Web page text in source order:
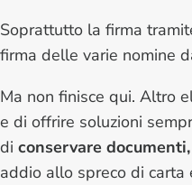
Soprattutto la firma
firma delle varie nomine
Ma non finisce qui. Altro
e di offrire soluzioni
di conservare
addio allo spreco di carta